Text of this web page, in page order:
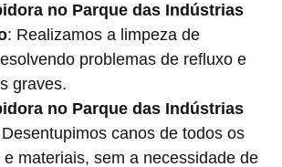
no Parque das Indústrias
: Realizamos a limpeza de
problemas de refluxo e
graves.
no Parque das Indústrias
canos de todos os
materiais, sem a necessidade de